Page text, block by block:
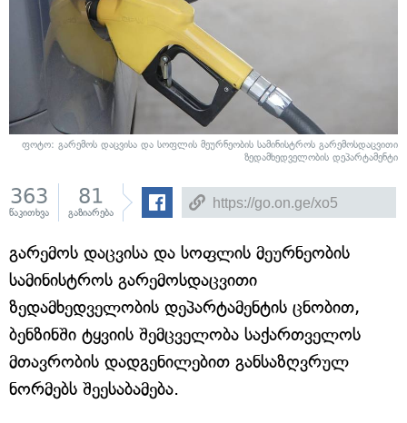
ფოტო: გარემოს დაცვისა და სოფლის მეურნეობის სამინისტროს გარემოსდაცვითი
ზედამხედველობის დეპარტამენტი
363
წაკითხვა
81
გაზიარება
გარემოს დაცვისა და სოფლის მეურნეობის
სამინისტროს გარემოსდაცვითი
ზედამხედველობის დეპარტამენტის ცნობით,
ბენზინში ტყვიის შემცველობა საქართველოს
მთავრობის დადგენილებით განსაზღვრულ
ნორმებს შეესაბამება.